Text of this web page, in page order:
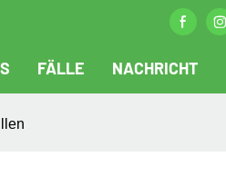
FÄLLE NACHRICHT